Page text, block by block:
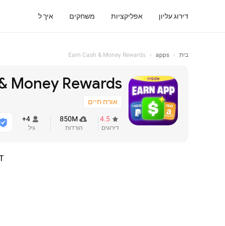
דירוג עליון אפליקציות משחקים איך ל
בית ›
apps
›
Earn Cash & Money Rewards
Money Rewards
אורח חיים
4.5
דירוגים
850M
הורדות
4+
גיל